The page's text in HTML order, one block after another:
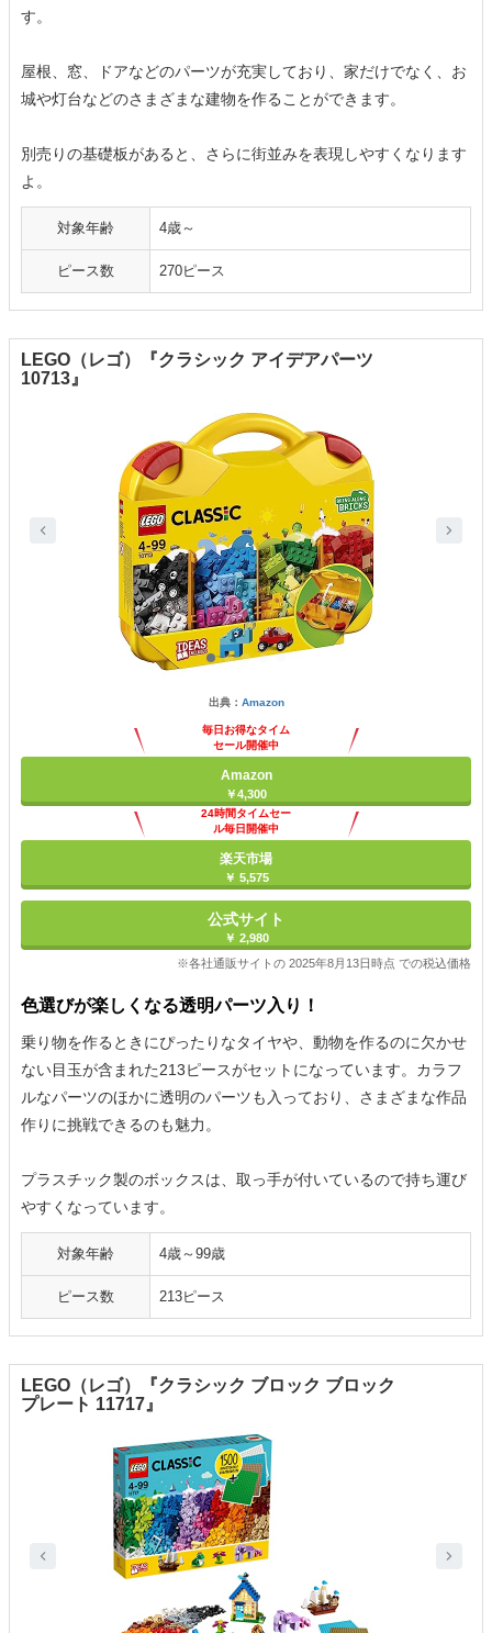
す。
屋根、窓、ドアなどのパーツが充実しており、家だけでなく、お
城や灯台などのさまざまな建物を作ることができます。
別売りの基礎板があると、さらに街並みを表現しやすくなります
よ。
対象年齢 4歳～
ピース数 ‎270ピース
LEGO（レゴ）『クラシック アイデアパーツ
10713』
出典： Amazon
毎日お得なタイム
セール開催中
Amazon
￥4,300
24時間タイムセー
ル毎日開催中
楽天市場
￥ 5,575
公式サイト
￥ 2,980
※各社通販サイトの 2025年8月13日時点 での税込価格
色選びが楽しくなる透明パーツ入り！
乗り物を作るときにぴったりなタイヤや、動物を作るのに欠かせ
ない目玉が含まれた213ピースがセットになっています。カラフ
ルなパーツのほかに透明のパーツも入っており、さまざまな作品
作りに挑戦できるのも魅力。
プラスチック製のボックスは、取っ手が付いているので持ち運び
やすくなっています。
対象年齢 4歳～99歳
ピース数 213ピース
LEGO（レゴ）『クラシック ブロック ブロック
プレート 11717』